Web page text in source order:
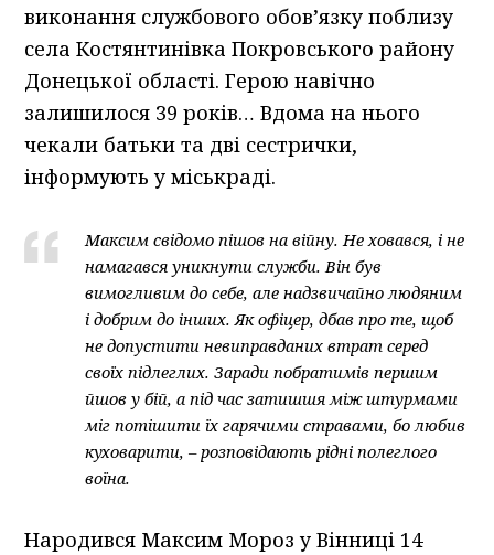
виконання службового обов’язку поблизу
села Костянтинівка Покровського району
Донецької області. Герою навічно
залишилося 39 років… Вдома на нього
чекали батьки та дві сестрички,
інформують у міськраді.
Максим свідомо пішов на війну. Не ховався, і не
намагався уникнути служби. Він був
вимогливим до себе, але надзвичайно людяним
і добрим до інших. Як офіцер, дбав про те, щоб
не допустити невиправданих втрат серед
своїх підлеглих. Заради побратимів першим
йшов у бій, а під час затишшя між штурмами
міг потішити їх гарячими стравами, бо любив
куховарити, – розповідають рідні полеглого
воїна.
Народився Максим Мороз у Вінниці 14